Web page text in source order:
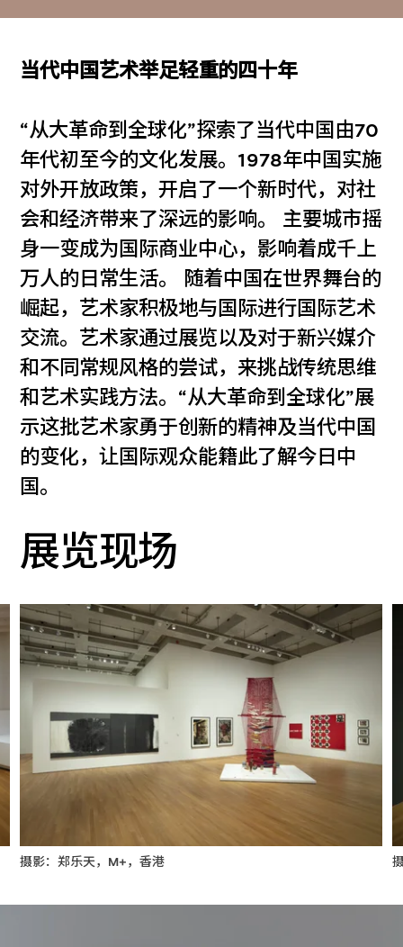
当代中国艺术举足轻重的四十年
“从大革命到全球化”探索了当代中国由70
年代初至今的文化发展。1978年中国实施
对外开放政策，开启了一个新时代，对社
会和经济带来了深远的影响。 主要城市摇
身一变成为国际商业中心，影响着成千上
万人的日常生活。 随着中国在世界舞台的
崛起，艺术家积极地与国际进行国际艺术
交流。艺术家通过展览以及对于新兴媒介
和不同常规风格的尝试，来挑战传统思维
和艺术实践方法。“从大革命到全球化”展
示这批艺术家勇于创新的精神及当代中国
的变化，让国际观众能籍此了解今日中
国。
展览现场
摄影：郑乐天，M+，香港